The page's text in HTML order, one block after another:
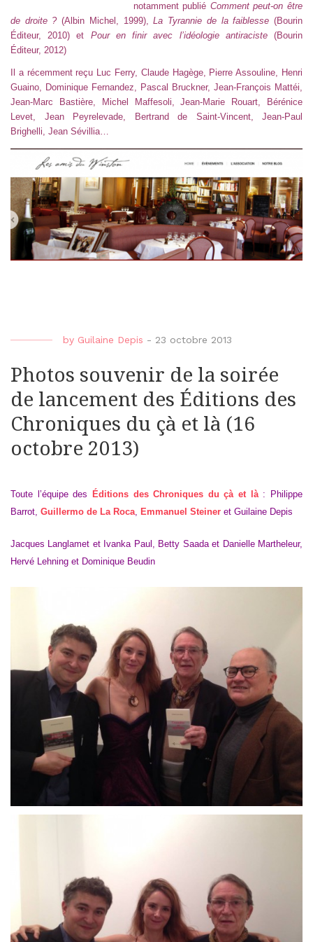
notamment publié Comment peut-on être
de droite ?(Albin Michel, 1999),La Tyrannie de la faiblesse (Bourin
Éditeur, 2010) et Pour en finir avec l’idéologie antiraciste(Bourin
Éditeur, 2012)
Il a récemment reçu Luc Ferry, Claude Hagège, Pierre Assouline, Henri
Guaino, Dominique Fernandez, Pascal Bruckner, Jean-François Mattéi,
Jean-Marc Bastière, Michel Maffesoli, Jean-Marie Rouart, Bérénice
Levet, Jean Peyrelevade, Bertrand de Saint-Vincent, Jean-Paul
Brighelli, Jean Sévillia…
by Guilaine Depis - 23 octobre 2013
Photos souvenir de la soirée
de lancement des Éditions des
Chroniques du çà et là (16
octobre 2013)
Toute l’équipe des Éditions des Chroniques du çà et là: Philippe
Barrot, Guillermo de La Roca, Emmanuel Steiner et Guilaine Depis
Jacques Langlamet et Ivanka Paul, Betty Saada et Danielle Martheleur,
Hervé Lehning et Dominique Beudin